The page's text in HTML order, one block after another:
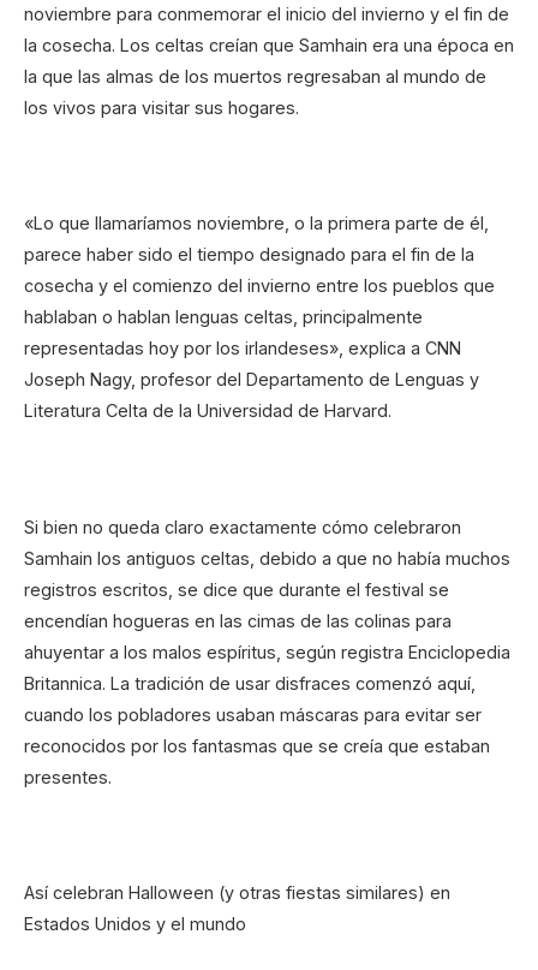
noviembre para conmemorar el inicio del invierno y el fin de
la cosecha. Los celtas creían que Samhain era una época en
la que las almas de los muertos regresaban al mundo de
los vivos para visitar sus hogares.
«Lo que llamaríamos noviembre, o la primera parte de él,
parece haber sido el tiempo designado para el fin de la
cosecha y el comienzo del invierno entre los pueblos que
hablaban o hablan lenguas celtas, principalmente
representadas hoy por los irlandeses», explica a CNN
Joseph Nagy, profesor del Departamento de Lenguas y
Literatura Celta de la Universidad de Harvard.
Si bien no queda claro exactamente cómo celebraron
Samhain los antiguos celtas, debido a que no había muchos
registros escritos, se dice que durante el festival se
encendían hogueras en las cimas de las colinas para
ahuyentar a los malos espíritus, según registra Enciclopedia
Britannica. La tradición de usar disfraces comenzó aquí,
cuando los pobladores usaban máscaras para evitar ser
reconocidos por los fantasmas que se creía que estaban
presentes.
Así celebran Halloween (y otras fiestas similares) en
Estados Unidos y el mundo